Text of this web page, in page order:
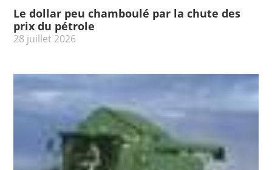
Le dollar peu chamboulé par la chute des
prix du pétrole
28 juillet 2026